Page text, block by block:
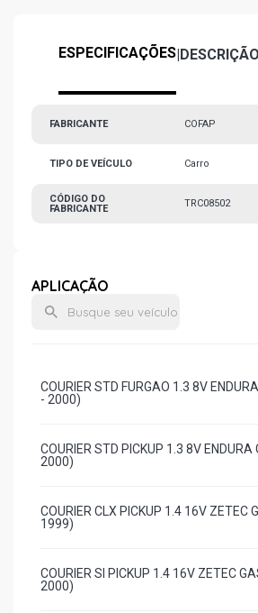
ESPECIFICAÇÕES|DESCRIÇÃO
FABRICANTE COFAP
TIPO DE VEÍCULO Carro
CÓDIGO DO
FABRICANTE
TRC08502
APLICAÇÃO
COURIER STD FURGAO 1.3 8V
- 2000)
COURIER STD PICKUP 1.3 8V
2000)
COURIER CLX PICKUP 1.4 16V ZETEC
1999)
COURIER SI PICKUP 1.4 16V ZETEC
2000)